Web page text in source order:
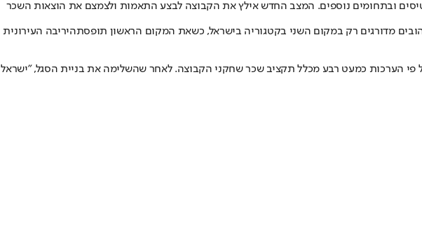
ובתחומים נוספים. המצב החדש אילץ את הקבוצה לבצע התאמות ולצמצם את הוצאות השכר
מדורגים רק במקום השני בקטגוריה בישראל, כשאת המקום הראשון תופסתהיריבה העירונית
פי הערכות כמעט רבע מכלל תקציב שכר שחקני הקבוצה. לאחר שהשלימה את בניית הסגל, "ישראל